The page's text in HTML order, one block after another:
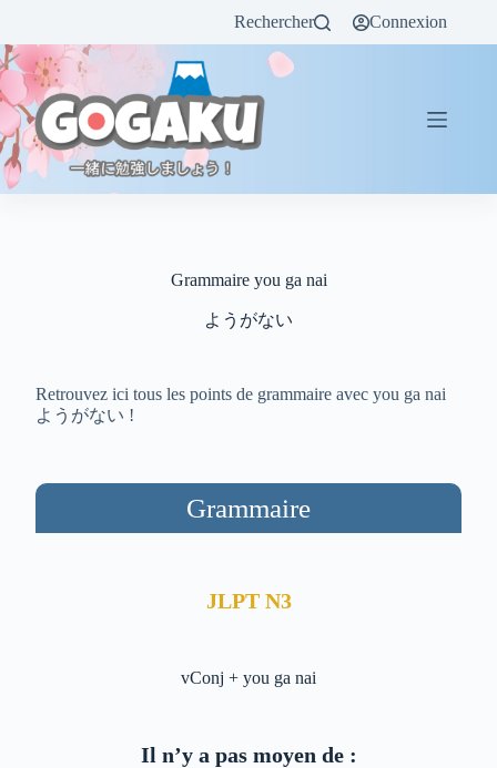
Rechercher Connexion
Grammaire you ga nai
ようがない
Retrouvez ici tous les points de grammaire avec you ga nai
ようがない !
Grammaire
JLPT N3
vConj + you ga nai
Il n’y a pas moyen de :